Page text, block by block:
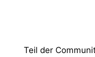
Teil der